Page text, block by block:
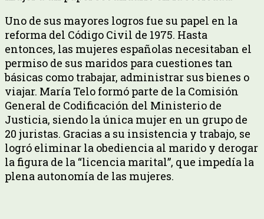
Uno de sus mayores logros fue su papel en la
reforma del Código Civil de 1975. Hasta
entonces, las mujeres españolas necesitaban el
permiso de sus maridos para cuestiones tan
básicas como trabajar, administrar sus bienes o
viajar. María Telo formó parte de la Comisión
General de Codificación del Ministerio de
Justicia, siendo la única mujer en un grupo de
20 juristas. Gracias a su insistencia y trabajo, se
logró eliminar la obediencia al marido y derogar
la figura de la “licencia marital”, que impedía la
plena autonomía de las mujeres.